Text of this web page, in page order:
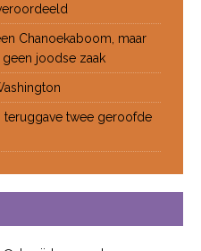
Chanoekaboom, maar
joodse zaak
teruggave twee geroofde